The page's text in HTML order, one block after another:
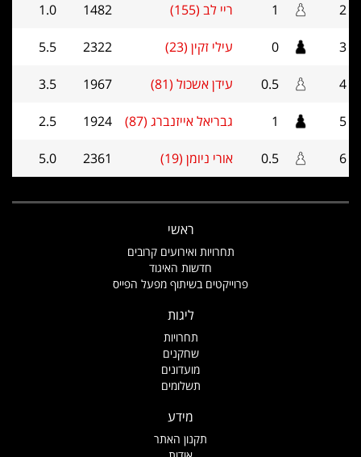
2
1 ריי לב (155) 1482
1.0
3
0 עילי זקין (23) 2322
5.5
4
0.5 עידן אשכול (81) 1967
3.5
5
1 גבריאל אייזנברג (87) 1924
2.5
6
0.5 אורי ניומן (19) 2361
5.0
ראשי
תחרויות ואירועים קרובים
חדשות האיגוד
פרוייקטים בשיתוף מפעל הפייס
ליגות
תחרויות
שחקנים
מועדונים
תשלומים
מידע
תקנון האתר